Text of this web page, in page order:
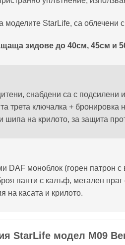
моделите StarLife, са облечени
зидове до 40см, 45см и
снабдени са с
трета ключалка +
шипа на крилото, за защита
DAF моноблок (горен патрон
панти с калъф, метален
на касата и крилото.
StarLife модел М09